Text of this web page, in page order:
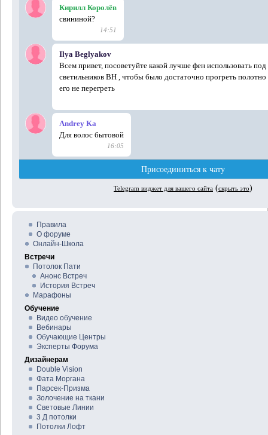
Правила
О форуме
Онлайн-Школа
Встречи
Потолок Пати
Анонс Встреч
История Встреч
Марафоны
Обучение
Видео обучение
Вебинары
Обучающие Центры
Эксперты Форума
Дизайнерам
Double Vision
Фата Моргана
Парсек-Призма
Золочение на ткани
Световые Линии
3 Д потолки
Потолки Лофт